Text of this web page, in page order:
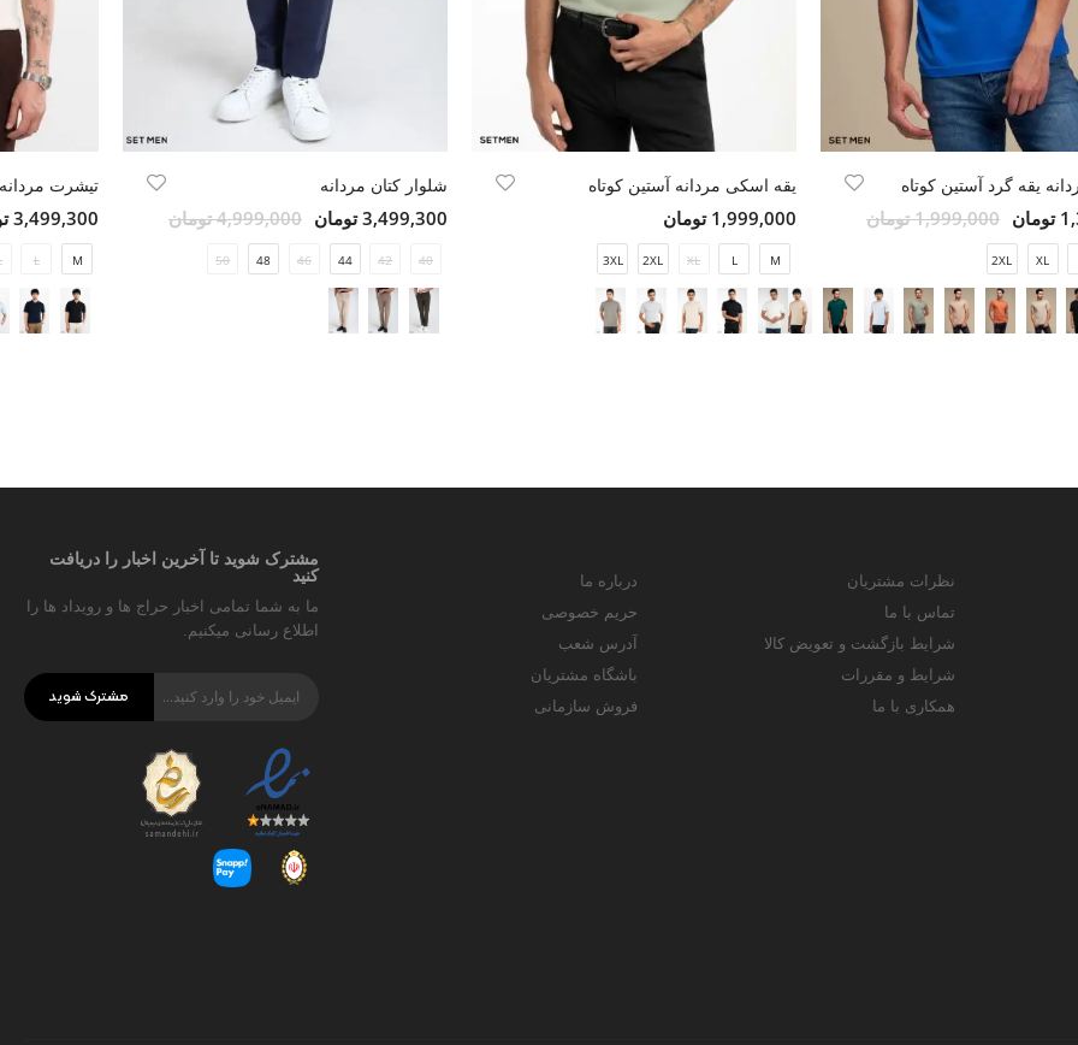
یقه گرد آستین کوتاه
1,999,000 تومان
XL
2XL
یقه اسکی مردانه آستین کوتاه
1,999,000 تومان
M
L
XL
2XL
3XL
شلوار کتان مردانه
3,499,300 تومان 4,999,000 تومان
40
42
44
46
48
50
تیشرت
3,499,300 تومان
M
L
نظرات مشتریان
تماس با ما
شرایط بازگشت و تعویض کالا
شرایط و مقررات
همکاری با ما
درباره ما
حریم خصوصی
آدرس شعب
باشگاه مشتریان
فروش سازمانی
مشترک شوید تا آخرین اخبار را دریافت
کنید
ما به شما تمامی اخبار حراج ها و رویداد ها را
اطلاع رسانی میکنیم.
مشترک شوید